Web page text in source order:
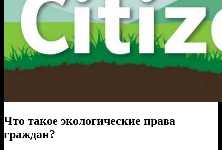
Что такое экологические права
граждан?